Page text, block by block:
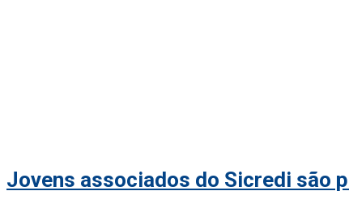
Jovens associados do Sicredi são